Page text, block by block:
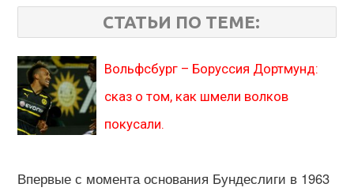
СТАТЬИ ПО ТЕМЕ:
Вольфсбург – Боруссия Дортмунд:
сказ о том, как шмели волков
покусали.
Впервые с момента основания Бундеслиги в 1963